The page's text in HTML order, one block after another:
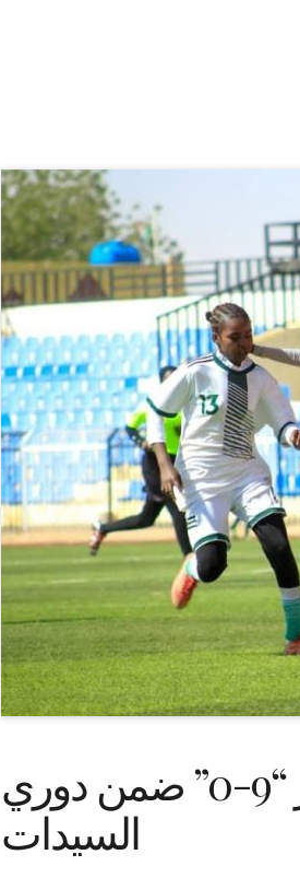
الكرنك يفتتح مجموعة الابيض بالفوز “9-0” ضمن دوري
السيدات